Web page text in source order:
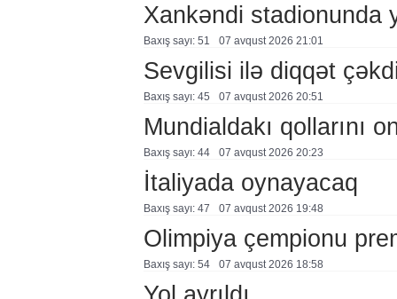
Xankəndi stadionunda
Baxış sayı: 51 07 avqust 2026 21:01
Sevgilisi ilə diqqət
Baxış sayı: 45 07 avqust 2026 20:51
Mundialdakı qollarını
Baxış sayı: 44 07 avqust 2026 20:23
İtaliyada oynayacaq
Baxış sayı: 47 07 avqust 2026 19:48
Olimpiya çempionu
Baxış sayı: 54 07 avqust 2026 18:58